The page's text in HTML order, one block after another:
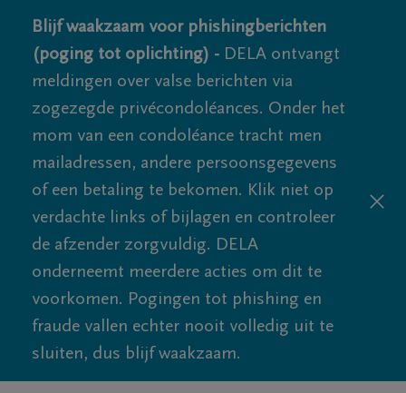
Blijf waakzaam voor phishingberichten
(poging tot oplichting) - DELA ontvangt
meldingen over valse berichten via
zogezegde privécondoléances. Onder het
mom van een condoléance tracht men
mailadressen, andere persoonsgegevens
of een betaling te bekomen. Klik niet op
verdachte links of bijlagen en controleer
de afzender zorgvuldig. DELA
onderneemt meerdere acties om dit te
voorkomen. Pogingen tot phishing en
fraude vallen echter nooit volledig uit te
sluiten, dus blijf waakzaam.